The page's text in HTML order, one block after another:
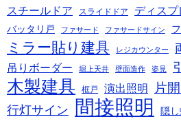
スチールドア スライドドア ディスプ
バッタリ戸 ファサード ファサードサイン
ミラー貼り建具 レジカウンター
吊りボーダー 堀上天井 壁面造作 姿見
木製建具 框戸 演出照明 片
行灯サイン 間接照明 隠